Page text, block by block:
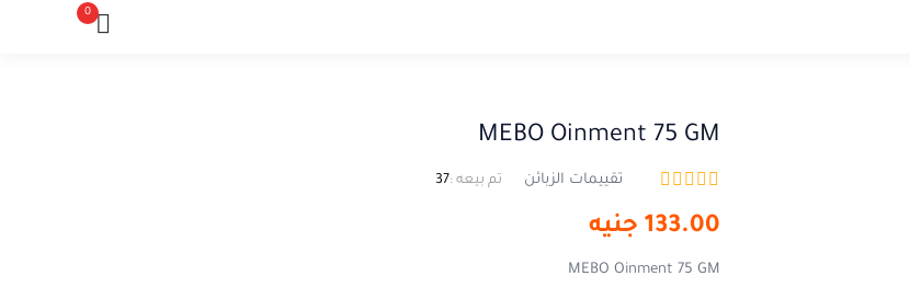
0
MEBO Oinment 75 GM
تقييمات الزبائن تم بيعه :37
133.00 جنيه
MEBO Oinment 75 GM